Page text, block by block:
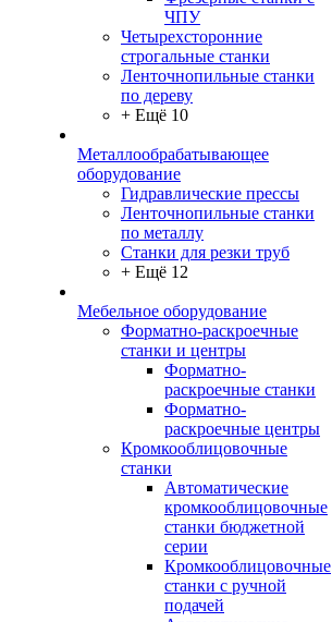
ЧПУ
Четырехсторонние
строгальные станки
Ленточнопильные станки
по дереву
+ Ещё 10
Металлообрабатывающее
оборудование
Гидравлические прессы
Ленточнопильные станки
по металлу
Станки для резки труб
+ Ещё 12
Мебельное оборудование
Форматно-раскроечные
станки и центры
Форматно-
раскроечные станки
Форматно-
раскроечные центры
Кромкооблицовочные
станки
Автоматические
кромкооблицовочные
станки бюджетной
серии
Кромкооблицовочные
станки с ручной
подачей